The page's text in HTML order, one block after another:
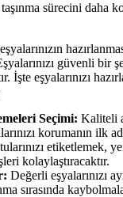
sürecini daha
güvenli bir
İşte eşyalarınızı
Seçimi: Kaliteli
korumanın ilk
etiketlemek,
kolaylaştıracaktır.
Değerli eşyalarınızı
sırasında